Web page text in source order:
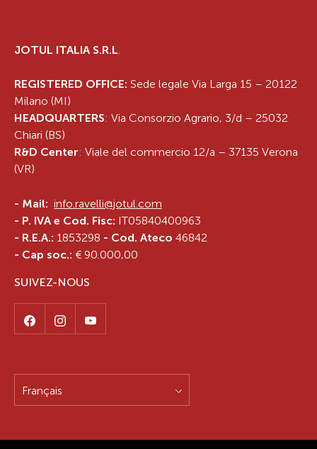
JOTUL ITALIA S.R.L
REGISTERED OFFICE: Sede legale Via Larga 15 – 20122
Milano (MI)
HEADQUARTERS: Via Consorzio Agrario, 3/d – 25032
Chiari (BS)
R&D Center: Viale del commercio 12/a – 37135 Verona
(VR)
- Mail: info.ravelli@jotul.com
- P. IVA e Cod. Fisc: IT05840400963
- R.E.A.: 1853298 - Cod. Ateco 46842
- Cap soc.: € 90.000,00
SUIVEZ-NOUS
Français